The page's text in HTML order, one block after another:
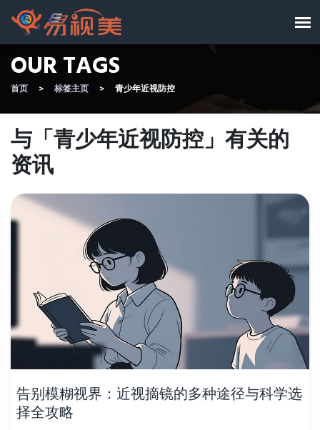
OUR TAGS
首页 标签主页 青少年近视防控
与「青少年近视防控」有关的
资讯
告别模糊视界：近视摘镜的多种途径与科学选
择全攻略